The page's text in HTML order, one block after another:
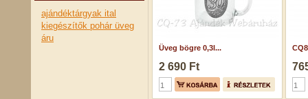
ajándéktárgyak ital
kiegészítők pohár üveg
áru
Üveg bögre 0,3l...
2 690 Ft